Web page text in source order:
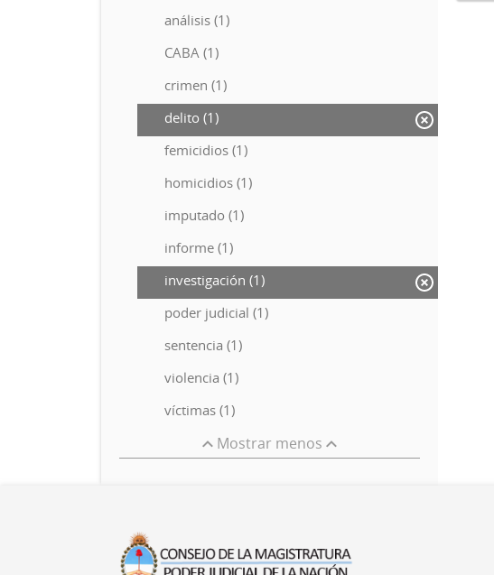
análisis (1)
CABA (1)
crimen (1)
delito (1)
femicidios (1)
homicidios (1)
imputado (1)
informe (1)
investigación (1)
poder judicial (1)
sentencia (1)
violencia (1)
víctimas (1)
Mostrar menos